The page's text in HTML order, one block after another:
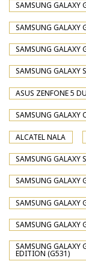
SAMSUNG GALAXY
SAMSUNG GALAXY
SAMSUNG GALAXY
SAMSUNG GALAXY
ASUS ZENFONE 5
SAMSUNG GALAXY
ALCATEL NALA
SAMSUNG GALAXY
SAMSUNG GALAXY
SAMSUNG GALAXY
SAMSUNG GALAXY
SAMSUNG GALAXY
EDITION (G531)